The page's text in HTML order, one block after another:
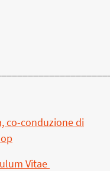
co-conduzione di
Vitae